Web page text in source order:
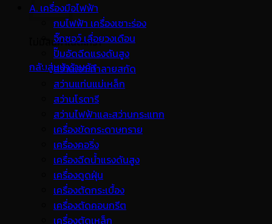
ไม่มีสินค้าในตะกร้า
กลับสู่หน้าร้านค้า
A. เครื่องมือไฟฟ้า
กบไฟฟ้า เครื่องเซาะร่อง
จิ๊กซอว์ เลื่อยวงเดือน
ปั๊มอัดฉีดแรงดันสูง
สว่านเจาะทำลายสกัด
สว่านแท่นแม่เหล็ก
สว่านโรตารี
สว่านไฟฟ้าและสว่านกระแทก
เครื่องขัดกระดาษทราย
เครื่องคอริ่ง
เครื่องฉีดน้ำแรงดันสูง
เครื่องดูดฝุ่น
เครื่องตัดกระเบื้อง
เครื่องตัดคอนกรีต
เครื่องตัดเหล็ก